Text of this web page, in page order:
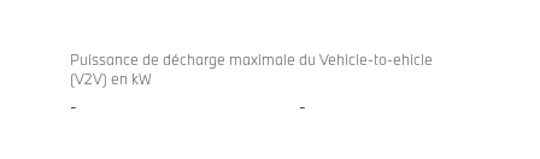
Puissance de décharge maximale du Vehicle-to-ehicle
(V2V) en kW
- -